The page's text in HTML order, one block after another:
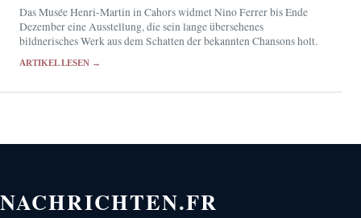
Das Musée Henri-Martin in Cahors widmet Nino Ferrer bis Ende
Dezember eine Ausstellung, die sein lange übersehenes
bildnerisches Werk aus dem Schatten der bekannten Chansons holt.
ARTIKEL LESEN →
NACHRICHTEN.FR